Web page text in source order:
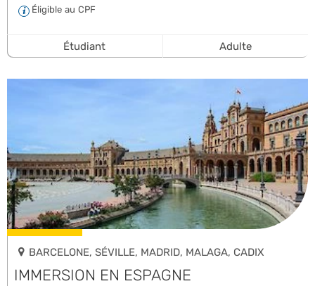
Éligible au CPF
Étudiant Adulte
BARCELONE, SÉVILLE, MADRID, MALAGA, CADIX
IMMERSION EN ESPAGNE